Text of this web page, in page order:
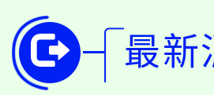
開!
115年桃園
田徑場及游
桃園市低收
最新